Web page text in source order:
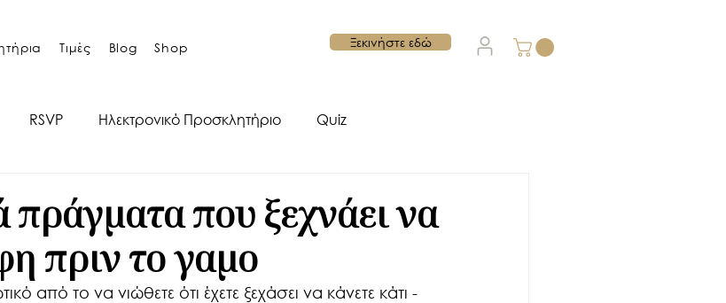
Ξεκινήστε εδώ
Τιμές Blog Shop
RSVP Ηλεκτρονικό Προσκλητήριο Quiz
πράγματα που ξεχνάει να
πριν το γαμο
από το να νιώθετε ότι έχετε ξεχάσει να κάνετε κάτι -